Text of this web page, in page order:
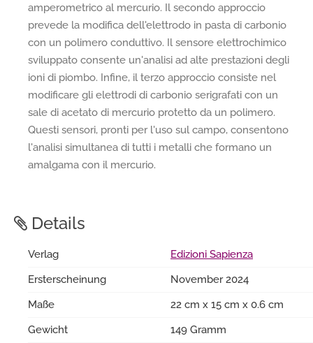
amperometrico al mercurio. Il secondo approccio
prevede la modifica dell'elettrodo in pasta di carbonio
con un polimero conduttivo. Il sensore elettrochimico
sviluppato consente un'analisi ad alte prestazioni degli
ioni di piombo. Infine, il terzo approccio consiste nel
modificare gli elettrodi di carbonio serigrafati con un
sale di acetato di mercurio protetto da un polimero.
Questi sensori, pronti per l'uso sul campo, consentono
l'analisi simultanea di tutti i metalli che formano un
amalgama con il mercurio.
Details
Verlag
Edizioni Sapienza
Ersterscheinung
November 2024
Maße
22 cm x 15 cm x 0.6 cm
Gewicht
149 Gramm